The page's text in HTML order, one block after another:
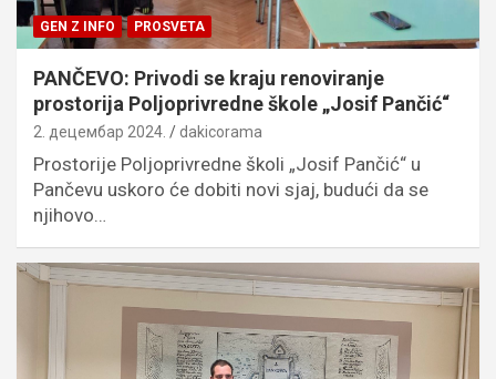
GEN Z INFO PROSVETA
PANČEVO: Privodi se kraju renoviranje
prostorija Poljoprivredne škole „Josif Pančić“
2. децембар 2024. dakicorama
Prostorije Poljoprivredne školi „Josif Pančić“ u
Pančevu uskoro će dobiti novi sjaj, budući da se
njihovo…